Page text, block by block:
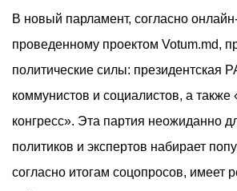
В новый парламент, согласно
проведенному проектом Votum.md,
политические силы: президентская
коммунистов и социалистов, а также
конгресс». Эта партия неожиданно
политиков и экспертов набирает
согласно итогам соцопросов, имеет